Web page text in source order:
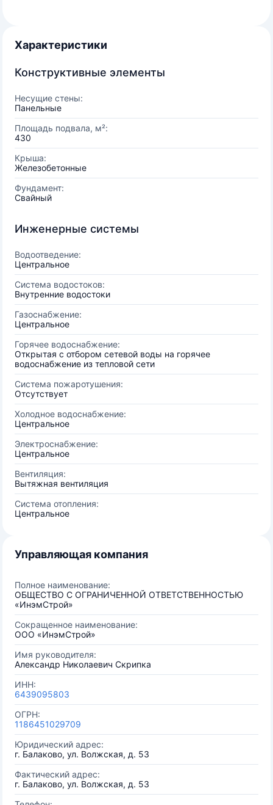
Характеристики
Конструктивные элементы
Несущие стены:
Панельные
Площадь подвала, м²:
430
Крыша:
Железобетонные
Фундамент:
Свайный
Инженерные системы
Водоотведение:
Центральное
Система водостоков:
Внутренние водостоки
Газоснабжение:
Центральное
Горячее водоснабжение:
Открытая с отбором сетевой воды на горячее
водоснабжение из тепловой сети
Система пожаротушения:
Отсутствует
Холодное водоснабжение:
Центральное
Электроснабжение:
Центральное
Вентиляция:
Вытяжная вентиляция
Система отопления:
Центральное
Управляющая компания
Полное наименование:
ОБЩЕСТВО С ОГРАНИЧЕННОЙ ОТВЕТСТВЕННОСТЬЮ
«ИнэмСтрой»
Сокращенное наименование:
ООО «ИнэмСтрой»
Имя руководителя:
Александр Николаевич Скрипка
ИНН:
6439095803
ОГРН:
1186451029709
Юридический адрес:
г. Балаково, ул. Волжская, д. 53
Фактический адрес:
г. Балаково, ул. Волжская, д. 53